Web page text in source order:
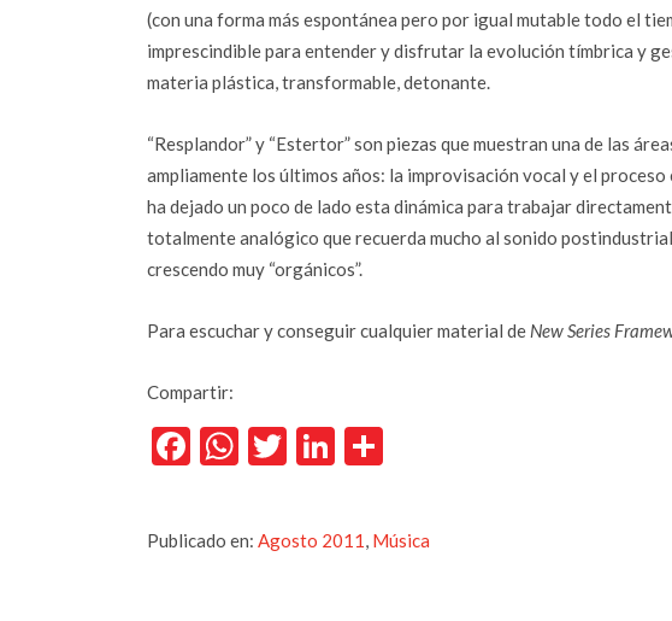
(con una forma más espontánea pero por igual mutable todo el
imprescindible para entender y disfrutar la evolución tímbrica y
materia plástica, transformable, detonante.
“Resplandor” y “Estertor” son piezas que muestran una de las
ampliamente los últimos años: la improvisación vocal y el
ha dejado un poco de lado esta dinámica para trabajar
totalmente analógico que recuerda mucho al sonido
crescendo muy “orgánicos”.
Para escuchar y conseguir cualquier material de New Series
Compartir:
Facebook
WhatsApp
TwitterLinkedIn
Publicado en: Agosto 2011, Música